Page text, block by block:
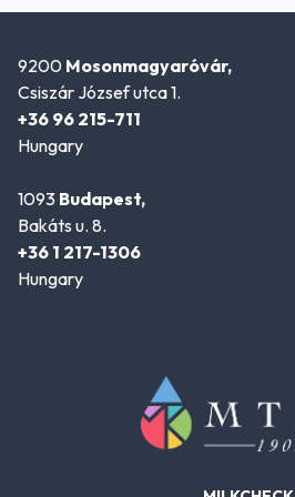
9200 Mosonmagyaróvár,
Csiszár József utca 1.
+36 96 215-711
Hungary
1093 Budapest,
Bakáts u. 8.
+36 1 217-1306
Hungary